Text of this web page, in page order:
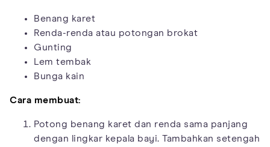
Benang karet
Renda-renda atau potongan brokat
Gunting
Lem tembak
Bunga kain
Cara membuat:
Potong benang karet dan renda sama panjang
dengan lingkar kepala bayi. Tambahkan setengah